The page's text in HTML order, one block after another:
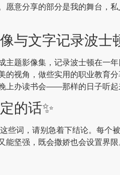
意分享的部分是我的舞台，
与文字记录波士
主题影像集，记录波士顿在一
的视角，做些实用的职业教育
上办读书会——那样的日子听起
的话✨
这些词，请别急着下结论。每个
能坚强，既会撒娇也会设置界